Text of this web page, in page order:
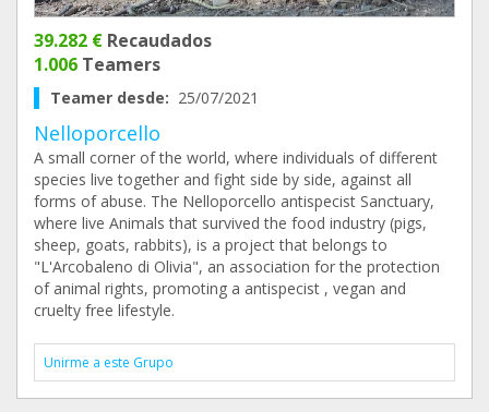
39.282 € Recaudados
1.006 Teamers
Teamer desde: 25/07/2021
Nelloporcello
A small corner of the world, where individuals of different
species live together and fight side by side, against all
forms of abuse. The Nelloporcello antispecist Sanctuary,
where live Animals that survived the food industry (pigs,
sheep, goats, rabbits), is a project that belongs to
"L'Arcobaleno di Olivia", an association for the protection
of animal rights, promoting a antispecist , vegan and
cruelty free lifestyle.
Unirme a este Grupo